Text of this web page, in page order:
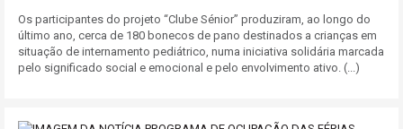
Os participantes do projeto “Clube Sénior” produziram, ao longo do
último ano, cerca de 180 bonecos de pano destinados a crianças em
situação de internamento pediátrico, numa iniciativa solidária marcada
pelo significado social e emocional e pelo envolvimento ativo. (...)